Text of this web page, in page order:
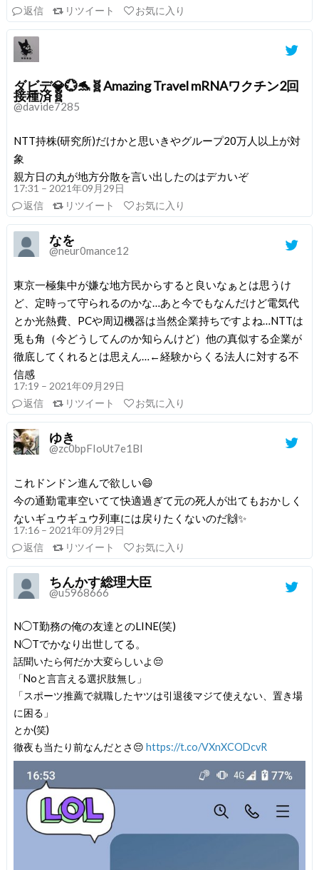
返信 リツイート お気に入り
ダビデ💎💮🐬🧬Amazing Travel mRNAワクチン2回
接種済🧬
@davide7285
NTT持株(研究所)だけかと思いきやグループ20万人以上が対
象
親方日の丸が地方分散を言い出したのはデカいぞ
17:31 – 2021年09月29日
返信
リツイート お気に入り
なを
@neur0mance12
東京一極集中が嫌な地方民からすると良いなぁとは思うけ
ど、定時って守られるのかな…あと今でもなんだけど電気代
とか光熱費、PCや周辺機器は当然企業持ちですよね…NTTは
兎も角（今どうしてんのか知らんけど）他の真似する企業が
徹底してくれるとは思えん…←経験からくる法人に対する不
信感
17:19 – 2021年09月29日
返信
リツイート お気に入り
ゆき
@zc0bpFIoUt7e1BI
これドンドン進んで欲しい😄
今の通勤電車空いてて快適過ぎて元の死人が出てもおかしく
ないギュウギュウ列車には戻りたくないのだ🙌✨
17:16 – 2021年09月29日
返信
リツイート お気に入り
ちんかす総理大臣
@u5968666
N◯T勤務の俺の友達とのLINE(笑)
N◯Tでかなり出世してる。
話聞いたら何だか大変らしいよ😔
「Noと言言える選択肢無し」
「スポーツ推薦で就職したヤツは引退後マジて使えない、置き場
に困る」
とか(笑)
徹夜も当たり前なんだとさ😔 https://t.co/VXnXCODcvR